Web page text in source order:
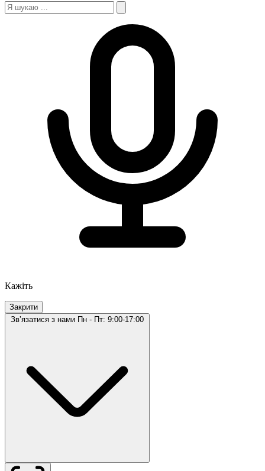
Кажіть
Закрити
Звʼязатися з нами Пн - Пт: 9:00-17:00